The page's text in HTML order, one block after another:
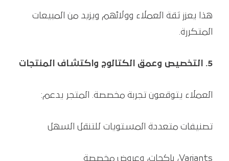
هذا يعزز ثقة العملاء وولائهم ويزيد من المبيعات
المتكررة.
5. التخصيص وعمق الكتالوج واكتشاف المنتجات
العملاء يتوقعون تجربة مخصصة. المتجر يدعم:
تصنيفات متعددة المستويات للتنقل السهل
Variants، باكجات، وعروض مخصصة